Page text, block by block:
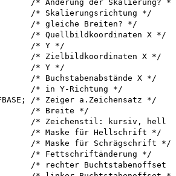
/* Änderung der Skalierung? */
/* Skalierungsrichtung */
/* gleiche Breiten? */
/* Quellbildkoordinaten X */
/* Y */
/* Zielbildkoordinaten X */
/* Y */
/* Buchstabenabstände X */
/* in Y-Richtung */
/* Zeiger a.Zeichensatz */
/* Breite */
/* Zeichenstil: kursiv, hell
/* Maske für Hellschrift */
/* Maske für Schrägschrift */
/* Fettschriftänderung */
/* rechter Buchtstabenoffset